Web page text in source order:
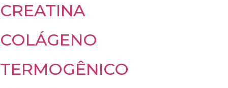
CREATINA
COLÁGENO
TERMOGÊNICO